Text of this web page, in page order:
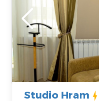
Lokacija:
Beograd Vračar
Adresa:
Kursulina 2
Cena
40 €
Studio Hram